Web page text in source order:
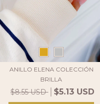
ANILLO ELENA COLECCIÓN
BRILLA
$8.55 USD $5.13 USD